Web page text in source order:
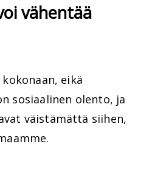
vähentää
eikä
sosiaalinen olento, ja
väistämättä siihen,